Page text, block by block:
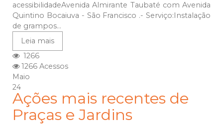
acessibilidadeAvenida Almirante Taubaté com Avenida
Quintino Bocaiuva - São Francisco .- Serviço:Instalação
de grampos...
Leia mais
1266
1266 Acessos
Maio
24
Ações mais recentes de
Praças e Jardins